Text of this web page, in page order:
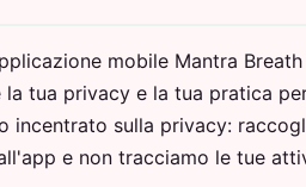
mobile Mantra
tua privacy e la tua pratica
sulla privacy:
e non tracciamo le tue